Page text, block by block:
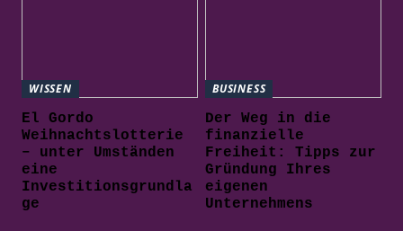
WISSEN
El Gordo
Weihnachtslotterie
– unter Umständen
eine
Investitionsgrundla
ge
BUSINESS
Der Weg in die
finanzielle
Freiheit: Tipps zur
Gründung Ihres
eigenen
Unternehmens